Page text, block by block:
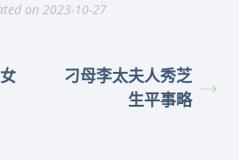
on 2023-10-27
刁母李太夫人秀芝
生平事略